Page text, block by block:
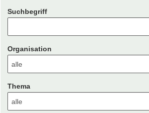
Suchbegriff
Organisation
Thema